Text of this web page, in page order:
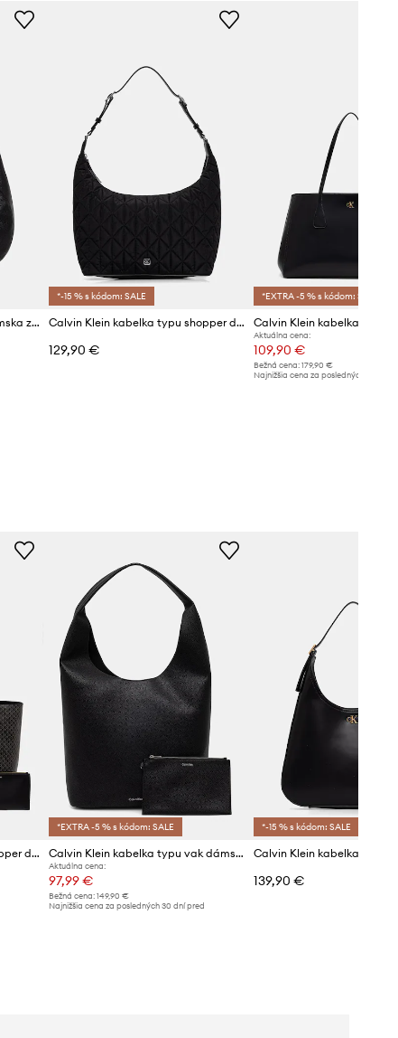
Calvin Klein kabelka hobo dámska z imitácie kože
*-15 % s kódom: SALE
Calvin Klein kabelka typu shopper dámska
129,90 €
*EXTRA -5 % s kódom: SALE
Aktuálna cena:
109,90 €
Bežná cena: 179,90 €
Najnižšia cena za posledných 30 dní
Calvin Klein kabelka typu shopper dámska z imitácie kože
*EXTRA -5 % s kódom: SALE
Calvin Klein kabelka typu vak dámska z imitácie kože
Aktuálna cena:
97,99 €
Bežná cena:149,90 €
Najnižšia cena za posledných 30 dní pred
*-15 % s kódom: SALE
139,90 €